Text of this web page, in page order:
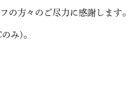
の方々のご尽力に感謝します。
み)。